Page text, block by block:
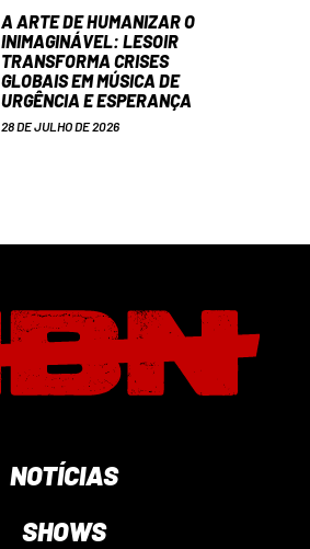
A ARTE DE HUMANIZAR O
INIMAGINÁVEL: LESOIR
TRANSFORMA CRISES
GLOBAIS EM MÚSICA DE
URGÊNCIA E ESPERANÇA
28 DE JULHO DE 2026
NOTÍCIAS
SHOWS